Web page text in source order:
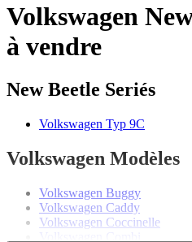
Volkswagen
à vendre
New Beetle Seriés
Volkswagen Typ 9C
Volkswagen Modèles
Volkswagen Buggy
Volkswagen Caddy
Volkswagen Coccinelle